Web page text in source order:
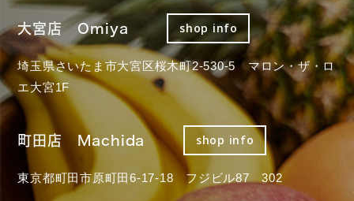
大宮店 Omiya shop info
埼玉県さいたま市大宮区桜木町2-530-5 マロン・ザ・ロ
エ大宮1F
町田店 Machida shop info
東京都町田市原町田6-17-18 フジビル87 302